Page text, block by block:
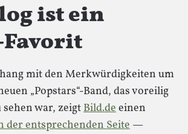
ist ein
mit den Merkwürdigkeiten um
„Popstars“-Band, das voreilig
war, zeigtBild.deeinen
der entsprechenden Seite —